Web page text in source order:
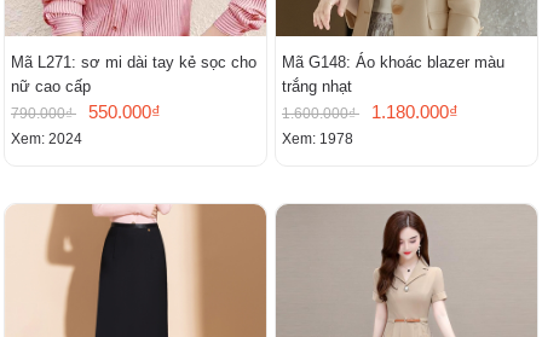
Mã L271: sơ mi dài tay kẻ sọc cho
nữ cao cấp
790.000₫ 550.000₫
Xem: 2024
Mã G148: Áo khoác blazer màu
trắng nhạt
1.600.000₫ 1.180.000₫
Xem: 1978